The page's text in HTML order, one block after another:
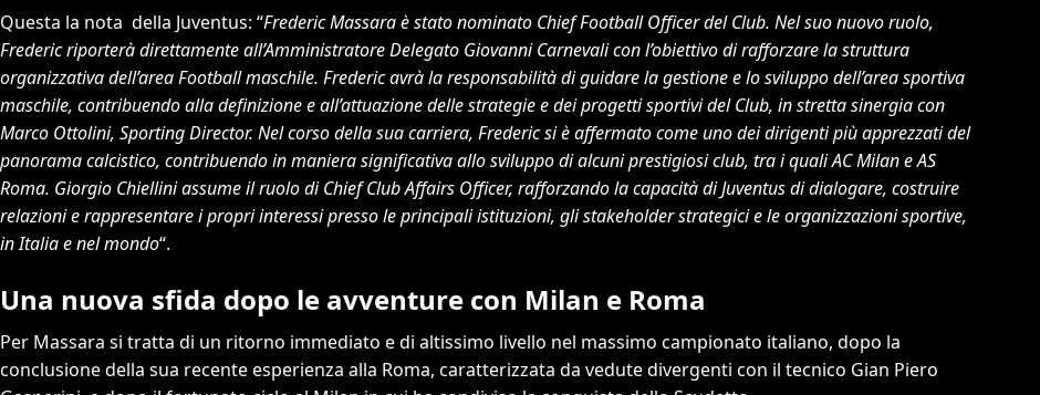
Questa la nota della Juventus: “Frederic Massara è stato nominato Chief Football Officer del Club. Nel suo nuovo ruolo,
Frederic riporterà direttamente all’Amministratore Delegato Giovanni Carnevali con l’obiettivo di rafforzare la struttura
organizzativa dell’area Football maschile. Frederic avrà la responsabilità di guidare la gestione e lo sviluppo dell’area sportiva
maschile, contribuendo alla definizione e all’attuazione delle strategie e dei progetti sportivi del Club, in stretta sinergia con
Marco Ottolini, Sporting Director. Nel corso della sua carriera, Frederic si è affermato come uno dei dirigenti più apprezzati del
panorama calcistico, contribuendo in maniera significativa allo sviluppo di alcuni prestigiosi club, tra i quali AC Milan e AS
Roma. Giorgio Chiellini assume il ruolo di Chief Club Affairs Officer, rafforzando la capacità di Juventus di dialogare, costruire
relazioni e rappresentare i propri interessi presso le principali istituzioni, gli stakeholder strategici e le organizzazioni sportive,
in Italia e nel mondo“.
Una nuova sfida dopo le avventure con Milan e Roma
Per Massara si tratta di un ritorno immediato e di altissimo livello nel massimo campionato italiano, dopo la
conclusione della sua recente esperienza alla Roma, caratterizzata da vedute divergenti con il tecnico Gian Piero